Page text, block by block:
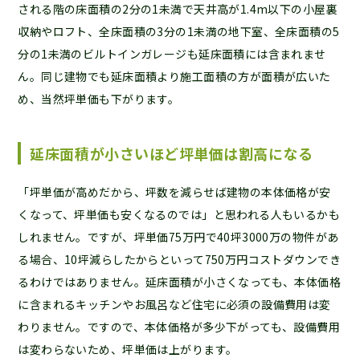
される階の床面積の2分の1未満で天井高が1.4m以下の小屋裏
収納やロフト、全床面積の3分の1未満の地下室、全床面積の5
分の1未満のビルトインガレージも延床面積には含まれませ
ん。同じ建物でも延床面積より施工面積の方が面積が広いた
め、当然坪単価も下がります。
延床面積が小さいほど坪単価は割高になる
「坪単価が高めだから、坪数を減らせば建物の本体価格が安
くなって、坪単価も安くなるのでは」と思われる人もいるかも
しれません。ですが、坪単価75万円で40坪3000万の物件があ
る場合、10坪減らしたからといって750万円コストダウンでき
るわけではありません。延床面積が小さくなっても、本体価格
に含まれるキッチンやお風呂など住宅に必須の設備費用は変
わりません。ですので、本体価格が多少下がっても、設備費用
は変わらないため、坪単価は上がります。